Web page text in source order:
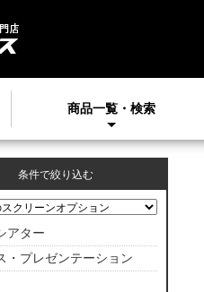
商品一覧・検索
条件で絞り込む
アター
・プレゼンテーション